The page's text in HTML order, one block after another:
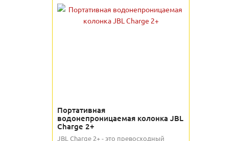
Портативная
водонепроницаемая колонка JBL
Charge 2+
JBL Charge 2+ - это превосходный